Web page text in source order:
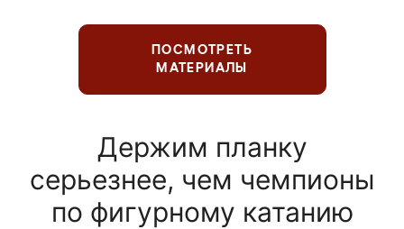
ПОСМОТРЕТЬ
МАТЕРИАЛЫ
Держим планку
серьезнее, чем чемпионы
по фигурному катанию